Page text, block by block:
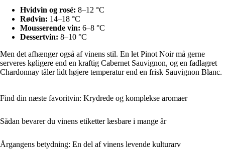
Hvidvin og rosé: 8–12 °C
Rødvin: 14–18 °C
Mousserende vin: 6–8 °C
Dessertvin: 8–10 °C
Men det afhænger også af vinens stil. En let Pinot Noir må gerne
serveres køligere end en kraftig Cabernet Sauvignon, og en fadlagret
Chardonnay tåler lidt højere temperatur end en frisk Sauvignon Blanc.
Find din næste favoritvin: Krydrede og komplekse aromaer
Sådan bevarer du vinens etiketter læsbare i mange år
Årgangens betydning: En del af vinens levende kulturarv